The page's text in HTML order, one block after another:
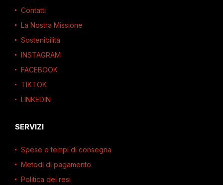
Contatti
La Nostra Missione
Sostenibilità
INSTAGRAM
FACEBOOK
TIKTOK
LINKEDIN
SERVIZI
Spese e tempi di consegna
Metodi di pagamento
Politica dei resi